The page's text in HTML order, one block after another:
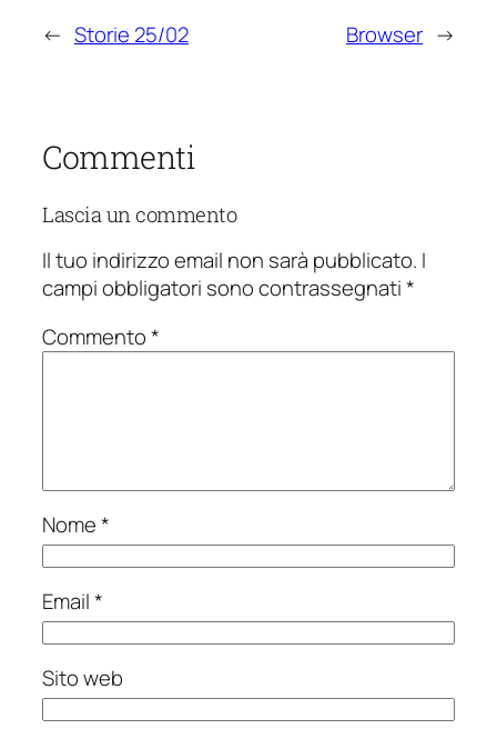
← Storie 25/02 Browser →
Commenti
Lascia un commento
Il tuo indirizzo email non sarà pubblicato. I
campi obbligatori sono contrassegnati*
Commento*
Nome*
Email*
Sito web